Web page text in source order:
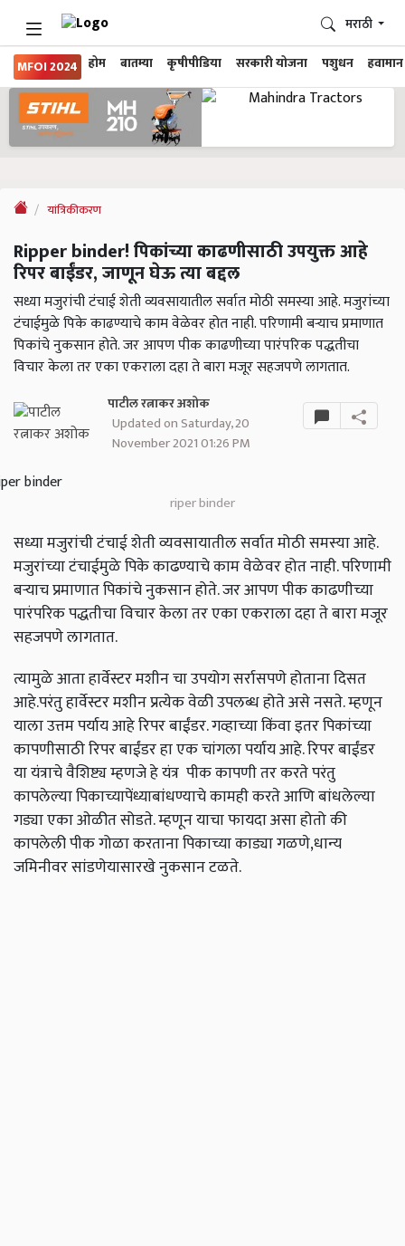
MFOI 2024 होम बातम्या कृषीपीडिया सरकारी योजना पशुधन हवामान
मराठी
यांत्रिकीकरण
Ripper binder! पिकांच्या काढणीसाठी उपयुक्त आहे
रिपर बाईंडर, जाणून घेऊ त्या बद्दल
सध्या मजुरांची टंचाई शेती व्यवसायातील सर्वात मोठी समस्या आहे. मजुरांच्या
टंचाईमुळे पिके काढण्याचे काम वेळेवर होत नाही. परिणामी बऱ्याच प्रमाणात
पिकांचे नुकसान होते. जर आपण पीक काढणीच्या पारंपरिक पद्धतीचा
विचार केला तर एका एकराला दहा ते बारा मजूर सहजपणे लागतात.
पाटील रत्नाकर अशोक
Updated on Saturday, 20
November 2021 01:26 PM
riper binder
सध्या मजुरांची टंचाई शेती व्यवसायातील सर्वात मोठी समस्या आहे.
मजुरांच्या टंचाईमुळे पिके काढण्याचे काम वेळेवर होत नाही. परिणामी
बऱ्याच प्रमाणात पिकांचे नुकसान होते. जर आपण पीक काढणीच्या
पारंपरिक पद्धतीचा विचार केला तर एका एकराला दहा ते बारा मजूर
सहजपणे लागतात.
त्यामुळे आता हार्वेस्टर मशीन चा उपयोग सर्रासपणे होताना दिसत
आहे.परंतु हार्वेस्टर मशीन प्रत्येक वेळी उपलब्ध होते असे नसते. म्हणून
याला उत्तम पर्याय आहे रिपर बाईंडर. गव्हाच्या किंवा इतर पिकांच्या
कापणीसाठी रिपर बाईंडर हा एक चांगला पर्याय आहे. रिपर बाईंडर
या यंत्राचे वैशिष्ट्य म्हणजे हे यंत्र पीक कापणी तर करते परंतु
कापलेल्या पिकाच्यापेंध्याबांधण्याचे कामही करते आणि बांधलेल्या
गड्या एका ओळीत सोडते. म्हणून याचा फायदा असा होतो की
कापलेली पीक गोळा करताना पिकाच्या काड्या गळणे,धान्य
जमिनीवर सांडणेयासारखे नुकसान टळते.